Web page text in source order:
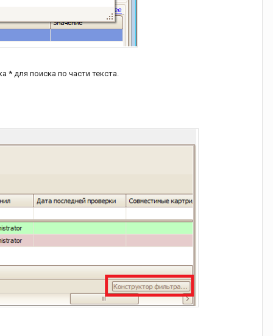
для поиска по части текста.